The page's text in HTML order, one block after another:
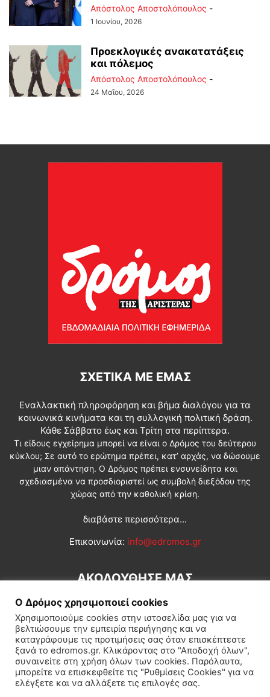
Απόστολος Αποστολόπουλος -
1 Ιουνίου, 2026
Προεκλογικές ανακατατάξεις
και πόλεμος
Απόστολος Αποστολόπουλος -
24 Μαΐου, 2026
ΣΧΕΤΙΚΆ ΜΕ ΕΜΆΣ
Εναλλακτική πληροφόρηση και βήμα διαλόγου για τα
κοινωνικά κινήματα και τη συλλογική πολιτική δράση.
Κάθε Σάββατο έως και Τρίτη στα περίπτερα.
Τι είδους εγχείρημα μπορεί να είναι ο Δρόμος του δεύτερου
κύκλου; Σε αυτό το ερώτημα πρέπει, κατ’ αρχάς, να δώσουμε
μιαν απάντηση. Ο Δρόμος πρέπει ενσυνείδητα και
σχεδιασμένα να προσδιοριστεί ως συμβολή διεξόδου της
χώρας από την καθολική κρίση.
διαβάστε περισσότερα...
Επικοινωνία: info@edromos.gr
ΑΚΟΛΟΥΘΗΣΕ ΜΑΣ
Εγγραφή συνδρομητή Πολιτική Διεθνή Κοινωνία
Πολιτισμός Αφιερώματα
Ο Δρόμος χρησιμοποιεί cookies
Χρησιμοποιούμε cookies στην ιστοσελίδα μας για να
βελτιώσουμε την εμπειρία περιήγησης και να
καταγράφουμε τις προτιμήσεις σας όταν επισκέπτεστε
ξανά το edromos.gr. Κλικάροντας στο "Αποδοχή όλων",
συναινείτε στη χρήση όλων των cookies. Παρόλαυτα,
μπορείτε να επισκεφθείτε τις "Ρυθμίσεις Cookies" για να
ελέγξετε και να αλλάξετε τις επιλογές σας.